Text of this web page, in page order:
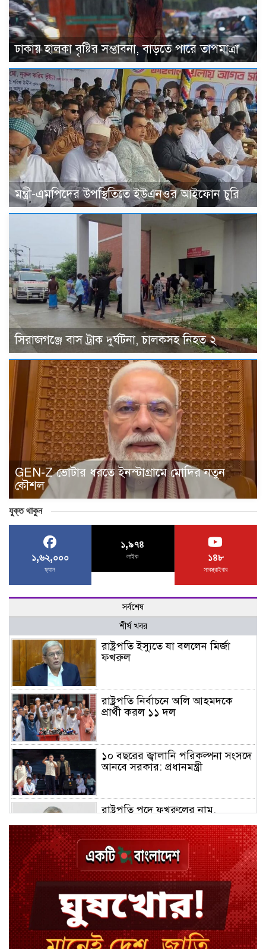
ঢাকায় হালকা বৃষ্টির সম্ভাবনা, বাড়তে পারে তাপমাত্রা
মন্ত্রী-এমপিদের উপস্থিতিতে ইউএনওর আইফোন চুরি
সিরাজগঞ্জে বাস ট্রাক দুর্ঘটনা, চালকসহ নিহত ২
GEN-Z ভোটার ধরতে ইনস্টাগ্রামে মোদির নতুন
কৌশল
যুক্ত থাকুন
১,৬২,০০০
ফ্যান
১,৯৭৪
লাইক ১৪৮
সাবস্ক্রাইবার
সর্বশেষ
শীর্ষ খবর
রাষ্ট্রপতি ইস্যুতে যা বললেন মির্জা
ফখরুল
রাষ্ট্রপতি নির্বাচনে অলি আহমদকে
প্রার্থী করল ১১ দল
১০ বছরের জ্বালানি পরিকল্পনা সংসদে
আনবে সরকার: প্রধানমন্ত্রী
রাষ্ট্রপতি পদে ফখরুলের নাম,
গাফিলতিতে কঠোর ব্যবস্থা নিচ্ছেন
প্রধানমন্ত্রী: রিজভী
ঢাবির হলে শিক্ষার্থীকে মারধর, ৬
মাসের বহিষ্কার